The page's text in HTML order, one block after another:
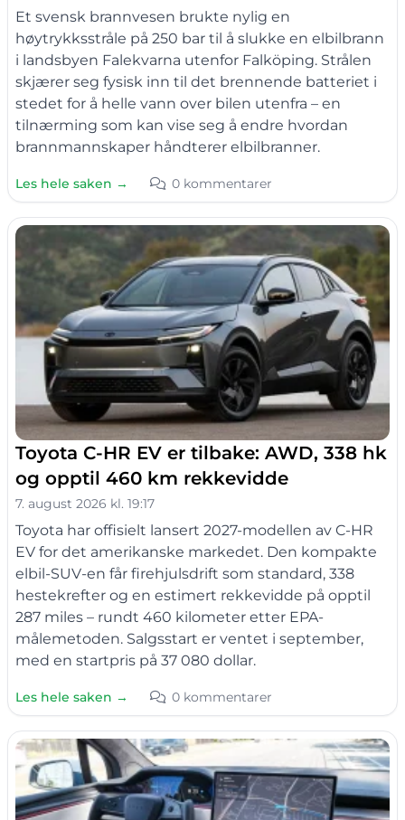
Et svensk brannvesen brukte nylig en
høytrykksstråle på 250 bar til å slukke en elbilbrann
i landsbyen Falekvarna utenfor Falköping. Strålen
skjærer seg fysisk inn til det brennende batteriet i
stedet for å helle vann over bilen utenfra – en
tilnærming som kan vise seg å endre hvordan
brannmannskaper håndterer elbilbranner.
Les hele saken → 0 kommentarer
Toyota C-HR EV er tilbake: AWD, 338 hk
og opptil 460 km rekkevidde
7. august 2026 kl. 19:17
Toyota har offisielt lansert 2027-modellen av C-HR
EV for det amerikanske markedet. Den kompakte
elbil-SUV-en får firehjulsdrift som standard, 338
hestekrefter og en estimert rekkevidde på opptil
287 miles – rundt 460 kilometer etter EPA-
målemetoden. Salgsstart er ventet i september,
med en startpris på 37 080 dollar.
Les hele saken → 0 kommentarer